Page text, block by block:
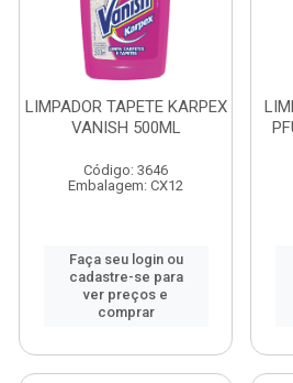
LIMPADOR TAPETE KARPEX
VANISH 500ML
Código: 3646
Embalagem: CX12
Faça seu login ou
cadastre-se para
ver preços e
comprar